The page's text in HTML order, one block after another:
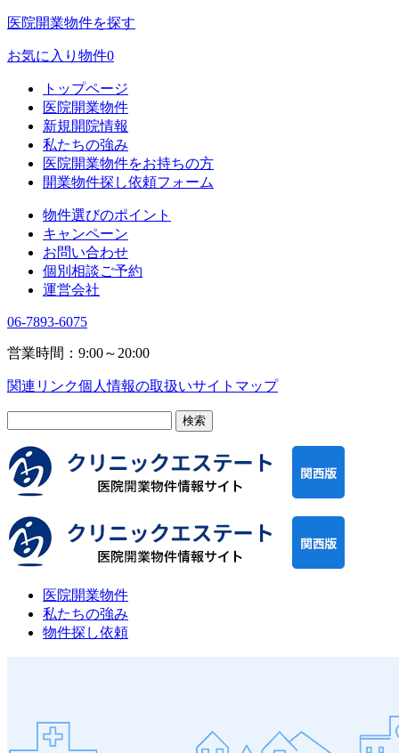
医院開業物件を探す
お気に入り物件0
トップページ
医院開業物件
新規開院情報
私たちの強み
医院開業物件をお持ちの方
開業物件探し依頼フォーム
物件選びのポイント
キャンペーン
お問い合わせ
個別相談ご予約
運営会社
06-7893-6075
営業時間：9:00～20:00
関連リンク個人情報の取扱いサイトマップ
医院開業物件
私たちの強み
物件探し依頼